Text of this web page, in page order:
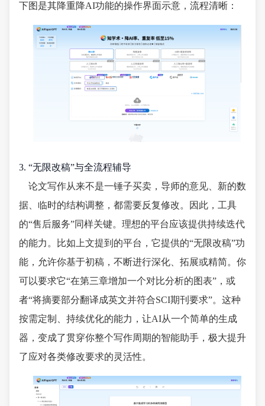
下图是其降重降AI功能的操作界面示意，流程清晰：
3. “无限改稿”与全流程辅导
论文写作从来不是一锤子买卖，导师的意见、新的数
据、临时的结构调整，都需要反复修改。因此，工具
的“售后服务”同样关键。理想的平台应该提供持续迭代
的能力。比如上文提到的平台，它提供的“无限改稿”功
能，允许你基于初稿，不断进行深化、拓展或精简。你
可以要求它“在第三章增加一个对比分析的图表”，或
者“将摘要部分翻译成英文并符合SCI期刊要求”。这种
按需定制、持续优化的能力，让AI从一个简单的生成
器，变成了贯穿你整个写作周期的智能助手，极大提升
了应对各类修改要求的灵活性。